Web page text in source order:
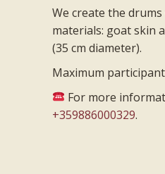
We create the
materials: goat skin
(35 cm diameter).
Maximum
For more
+359886000329.